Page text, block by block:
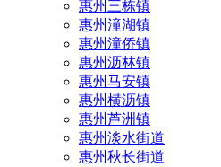
惠州三栋镇
惠州潼湖镇
惠州潼侨镇
惠州沥林镇
惠州马安镇
惠州横沥镇
惠州芦洲镇
惠州淡水街道
惠州秋长街道